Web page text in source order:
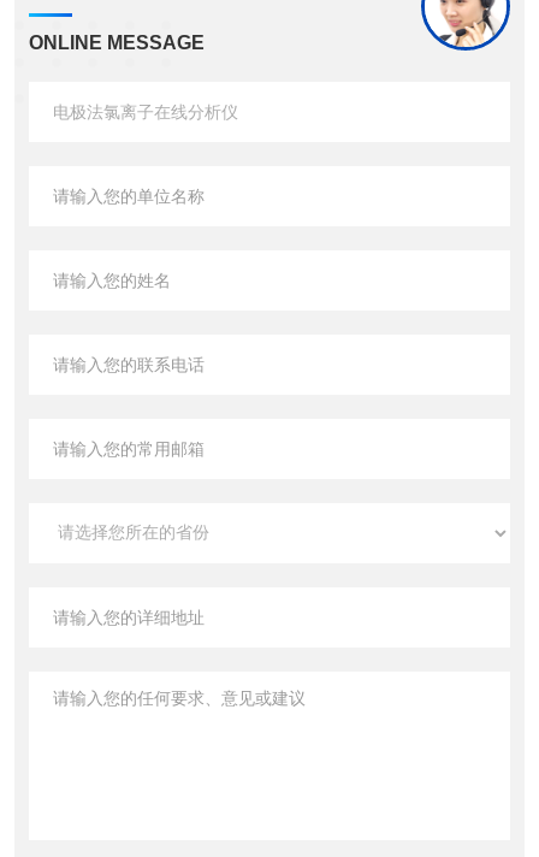
ONLINE MESSAGE